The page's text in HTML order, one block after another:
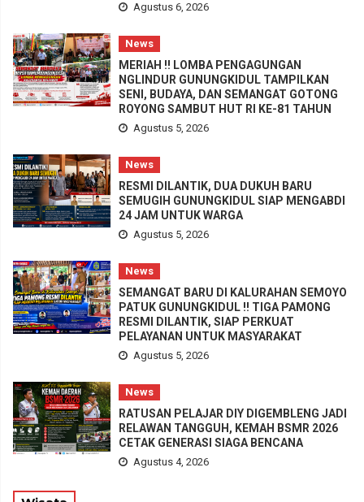
Agustus 6, 2026
News
MERIAH !! LOMBA PENGAGUNGAN
NGLINDUR GUNUNGKIDUL TAMPILKAN
SENI, BUDAYA, DAN SEMANGAT GOTONG
ROYONG SAMBUT HUT RI KE-81 TAHUN
Agustus 5, 2026
News
RESMI DILANTIK, DUA DUKUH BARU
SEMUGIH GUNUNGKIDUL SIAP MENGABDI
24 JAM UNTUK WARGA
Agustus 5, 2026
News
SEMANGAT BARU DI KALURAHAN SEMOYO
PATUK GUNUNGKIDUL !! TIGA PAMONG
RESMI DILANTIK, SIAP PERKUAT
PELAYANAN UNTUK MASYARAKAT
Agustus 5, 2026
News
RATUSAN PELAJAR DIY DIGEMBLENG JADI
RELAWAN TANGGUH, KEMAH BSMR 2026
CETAK GENERASI SIAGA BENCANA
Agustus 4, 2026